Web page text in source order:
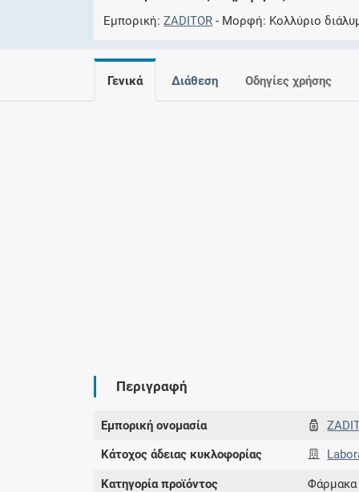
Εμπορική ZADITOR Μορφή Kολλύριο
Γενικά Διάθεση Οδηγίες χρήσης
Περιγραφή
Εμπορική ονομασία
Κάτοχος άδειας κυκλοφορίας
Κατηγορία προϊόντος Φάρμακα